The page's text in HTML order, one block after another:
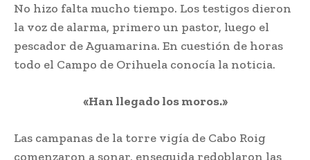
No hizo falta mucho tiempo. Los testigos dieron
la voz de alarma, primero un pastor, luego el
pescador de Aguamarina. En cuestión de horas
todo el Campo de Orihuela conocía la noticia.
«Han llegado los moros.»
Las campanas de la torre vigía de Cabo Roig
comenzaron a sonar, enseguida redoblaron las